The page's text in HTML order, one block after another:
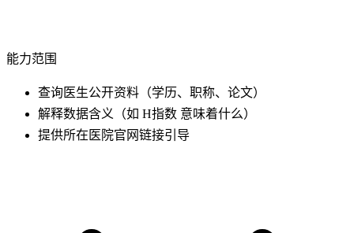
能力范围
查询医生公开资料（学历、职称、论文）
解释数据含义（如 H指数 意味着什么）
提供所在医院官网链接引导